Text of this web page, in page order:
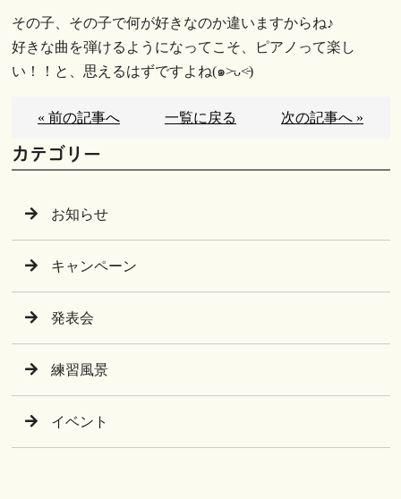
その子、その子で何が好きなのか違いますからね♪
好きな曲を弾けるようになってこそ、ピアノって楽し
い！！と、思えるはずですよね(๑˃̵ᴗ˂̵)
« 前の記事へ 一覧に戻る 次の記事へ »
カテゴリー
お知らせ
キャンペーン
発表会
練習風景
イベント